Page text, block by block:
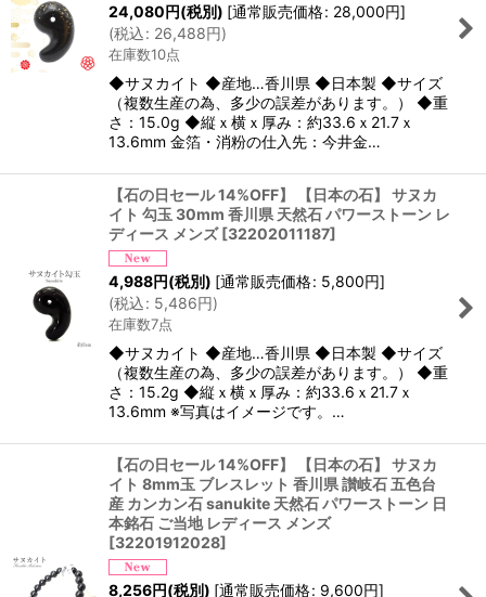
24,080円(税別) [通常販売価格: 28,000円]
(税込: 26,488円)
在庫数10点
◆サヌカイト ◆産地…香川県 ◆日本製 ◆サイズ
（複数生産の為、多少の誤差があります。） ◆重
さ：15.0g ◆縦ｘ横ｘ厚み：約33.6ｘ21.7ｘ
13.6mm 金箔・消粉の仕入先：今井金…
【石の日セール 14%OFF】 【日本の石】 サヌカ
イト 勾玉 30mm 香川県 天然石 パワーストーン レ
ディース メンズ [32202011187]
4,988円(税別) [通常販売価格: 5,800円]
(税込: 5,486円)
在庫数7点
◆サヌカイト ◆産地…香川県 ◆日本製 ◆サイズ
（複数生産の為、多少の誤差があります。） ◆重
さ：15.2g ◆縦ｘ横ｘ厚み：約33.6ｘ21.7ｘ
13.6mm ※写真はイメージです。…
【石の日セール 14%OFF】 【日本の石】 サヌカ
イト 8mm玉 ブレスレット 香川県 讃岐石 五色台
産 カンカン石 sanukite 天然石 パワーストーン 日
本銘石 ご当地 レディース メンズ
[32201912028]
8,256円(税別) [通常販売価格: 9,600円]